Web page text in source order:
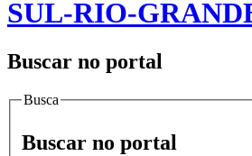
SUL-RIO-
Buscar no portal
Busca
Buscar no portal